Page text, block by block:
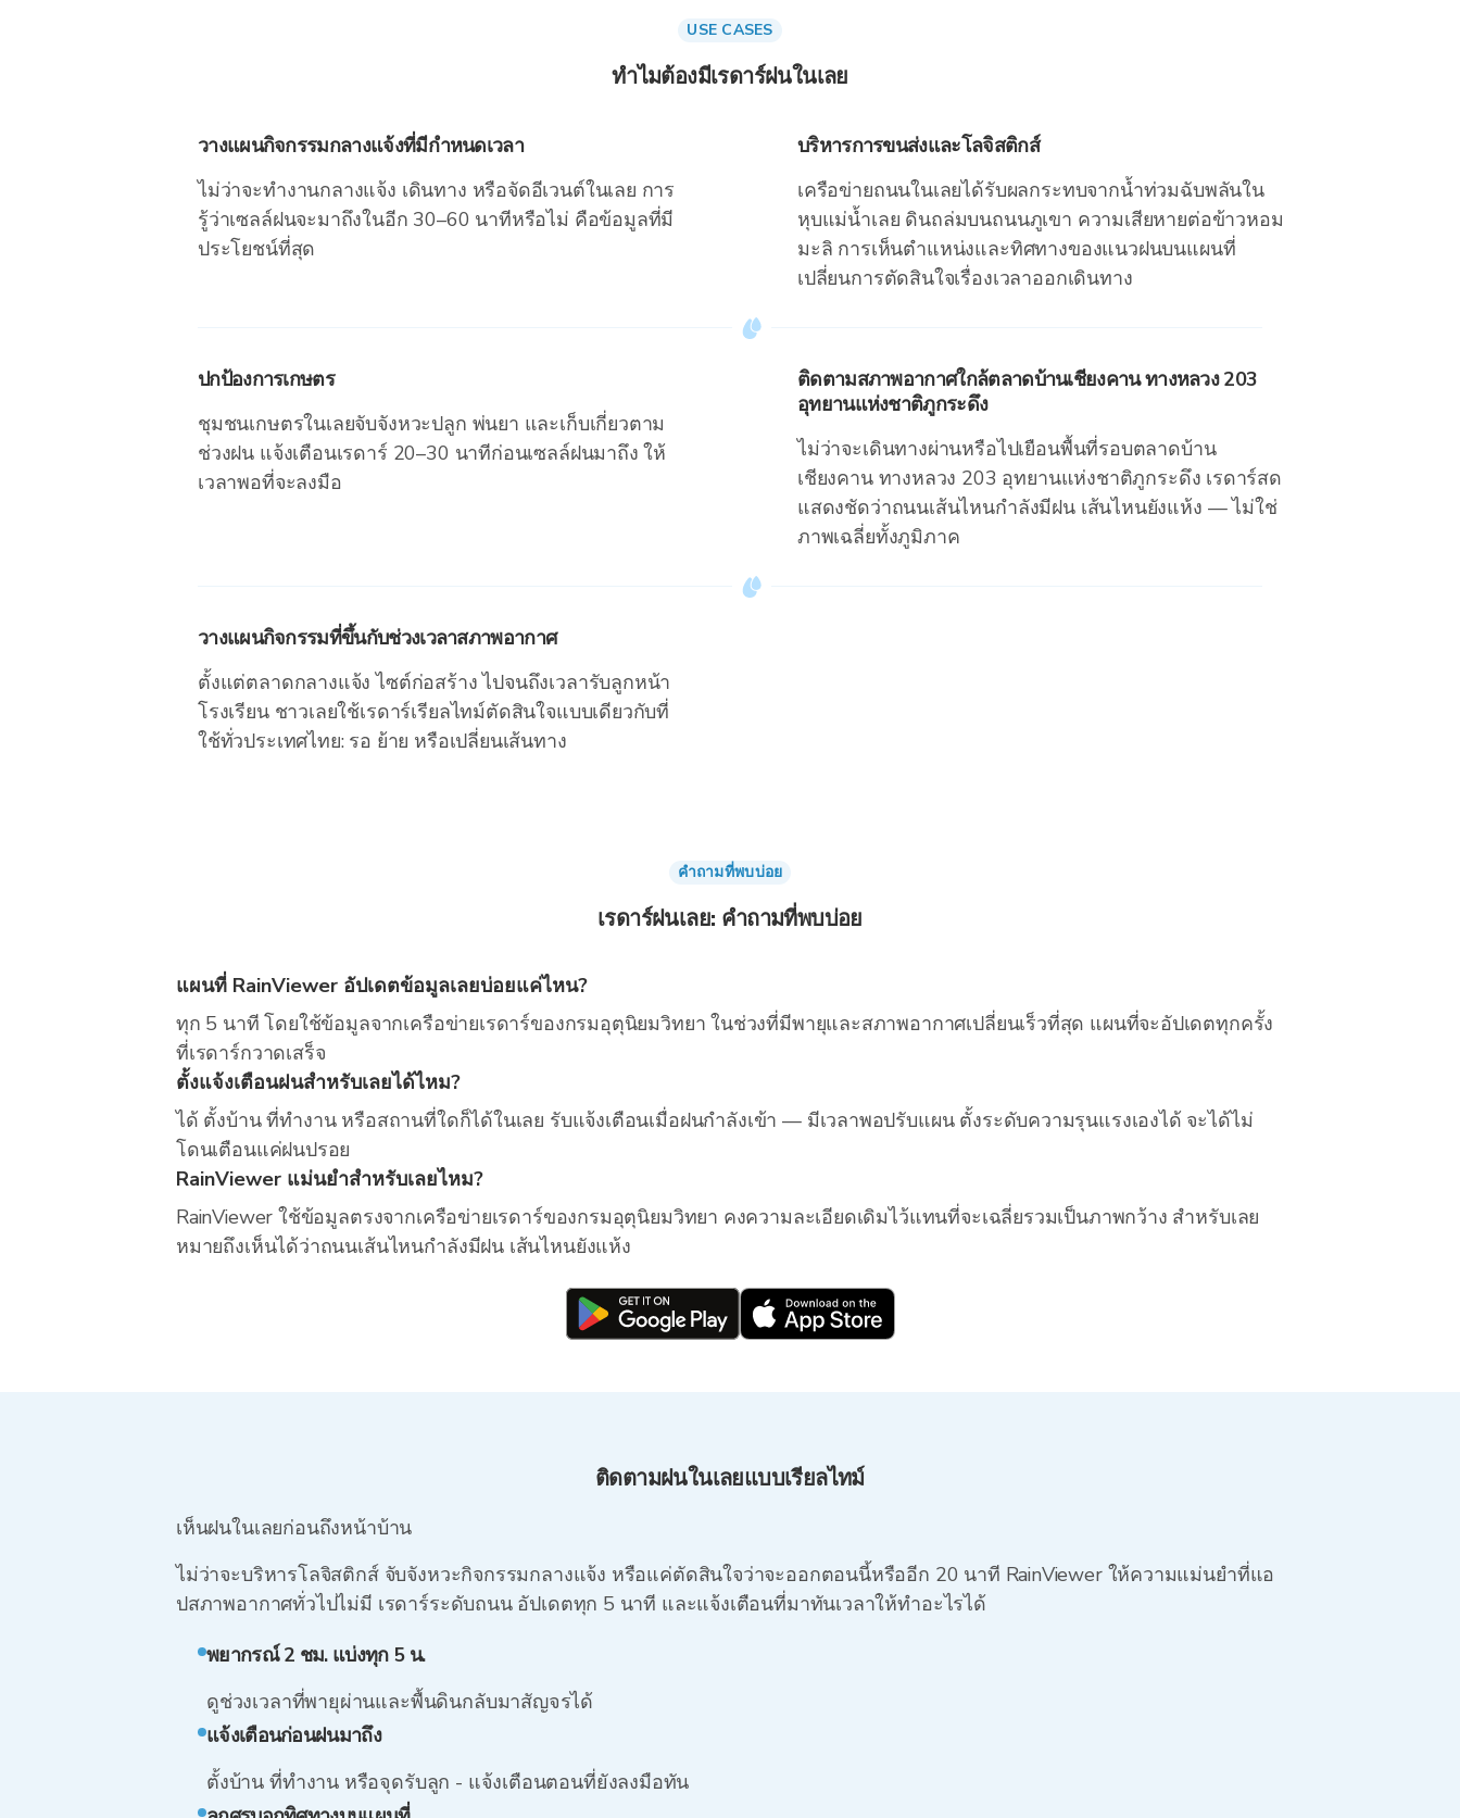
USE CASES
ทำไมต้องมีเรดาร์ฝนในเลย
วางแผนกิจกรรมกลางแจ้งที่มีกำหนดเวลา
ไม่ว่าจะทำงานกลางแจ้ง เดินทาง หรือจัดอีเวนต์ในเลย การ
รู้ว่าเซลล์ฝนจะมาถึงในอีก 30–60 นาทีหรือไม่ คือข้อมูลที่มี
ประโยชน์ที่สุด
บริหารการขนส่งและโลจิสติกส์
เครือข่ายถนนในเลยได้รับผลกระทบจากน้ำท่วมฉับพลันใน
หุบแม่น้ำเลย ดินถล่มบนถนนภูเขา ความเสียหายต่อข้าวหอม
มะลิ การเห็นตำแหน่งและทิศทางของแนวฝนบนแผนที่
เปลี่ยนการตัดสินใจเรื่องเวลาออกเดินทาง
ปกป้องการเกษตร
ชุมชนเกษตรในเลยจับจังหวะปลูก พ่นยา และเก็บเกี่ยวตาม
ช่วงฝน แจ้งเตือนเรดาร์ 20–30 นาทีก่อนเซลล์ฝนมาถึง ให้
เวลาพอที่จะลงมือ
ติดตามสภาพอากาศใกล้ตลาดบ้านเชียงคาน ทางหลวง 203
อุทยานแห่งชาติภูกระดึง
ไม่ว่าจะเดินทางผ่านหรือไปเยือนพื้นที่รอบตลาดบ้าน
เชียงคาน ทางหลวง 203 อุทยานแห่งชาติภูกระดึง เรดาร์สด
แสดงชัดว่าถนนเส้นไหนกำลังมีฝน เส้นไหนยังแห้ง — ไม่ใช่
ภาพเฉลี่ยทั้งภูมิภาค
วางแผนกิจกรรมที่ขึ้นกับช่วงเวลาสภาพอากาศ
ตั้งแต่ตลาดกลางแจ้ง ไซต์ก่อสร้าง ไปจนถึงเวลารับลูกหน้า
โรงเรียน ชาวเลยใช้เรดาร์เรียลไทม์ตัดสินใจแบบเดียวกับที่
ใช้ทั่วประเทศไทย: รอ ย้าย หรือเปลี่ยนเส้นทาง
คำถามที่พบบ่อย
เรดาร์ฝนเลย: คำถามที่พบบ่อย
แผนที่ RainViewer อัปเดตข้อมูลเลยบ่อยแค่ไหน?
ทุก 5 นาที โดยใช้ข้อมูลจากเครือข่ายเรดาร์ของกรมอุตุนิยมวิทยา ในช่วงที่มีพายุและสภาพอากาศเปลี่ยนเร็วที่สุด แผนที่จะอัปเดตทุกครั้ง
ที่เรดาร์กวาดเสร็จ
ตั้งแจ้งเตือนฝนสำหรับเลยได้ไหม?
ได้ ตั้งบ้าน ที่ทำงาน หรือสถานที่ใดก็ได้ในเลย รับแจ้งเตือนเมื่อฝนกำลังเข้า — มีเวลาพอปรับแผน ตั้งระดับความรุนแรงเองได้ จะได้ไม่
โดนเตือนแค่ฝนปรอย
RainViewer แม่นยำสำหรับเลยไหม?
RainViewer ใช้ข้อมูลตรงจากเครือข่ายเรดาร์ของกรมอุตุนิยมวิทยา คงความละเอียดเดิมไว้แทนที่จะเฉลี่ยรวมเป็นภาพกว้าง สำหรับเลย
หมายถึงเห็นได้ว่าถนนเส้นไหนกำลังมีฝน เส้นไหนยังแห้ง
ติดตามฝนในเลยแบบเรียลไทม์
เห็นฝนในเลยก่อนถึงหน้าบ้าน
ไม่ว่าจะบริหารโลจิสติกส์ จับจังหวะกิจกรรมกลางแจ้ง หรือแค่ตัดสินใจว่าจะออกตอนนี้หรืออีก 20 นาที RainViewer ให้ความแม่นยำที่แอ
ปสภาพอากาศทั่วไปไม่มี เรดาร์ระดับถนน อัปเดตทุก 5 นาที และแจ้งเตือนที่มาทันเวลาให้ทำอะไรได้
พยากรณ์ 2 ชม. แบ่งทุก 5 น.
ดูช่วงเวลาที่พายุผ่านและพื้นดินกลับมาสัญจรได้
แจ้งเตือนก่อนฝนมาถึง
ตั้งบ้าน ที่ทำงาน หรือจุดรับลูก - แจ้งเตือนตอนที่ยังลงมือทัน